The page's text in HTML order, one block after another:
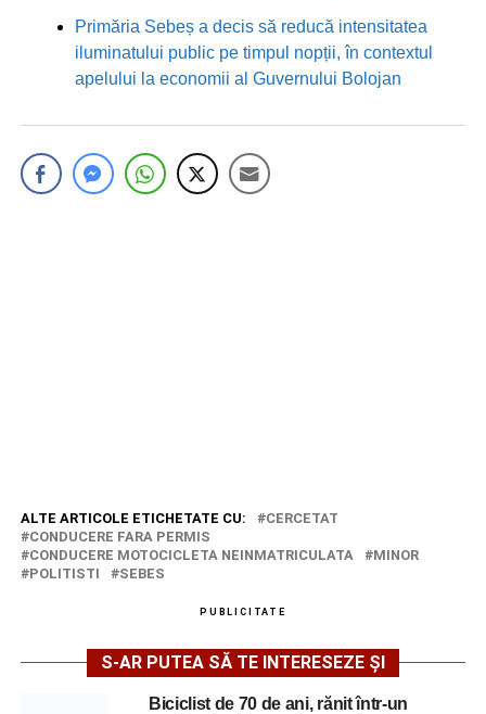
Primăria Sebeș a decis să reducă intensitatea
iluminatului public pe timpul nopții, în contextul
apelului la economii al Guvernului Bolojan
ALTE ARTICOLE ETICHETATE CU:
CERCETAT
CONDUCERE FARA PERMIS
CONDUCERE MOTOCICLETA NEINMATRICULATA
MINOR
POLITISTI
SEBES
PUBLICITATE
S-AR PUTEA SĂ TE INTERESEZE ȘI
Biciclist de 70 de ani, rănit într-un